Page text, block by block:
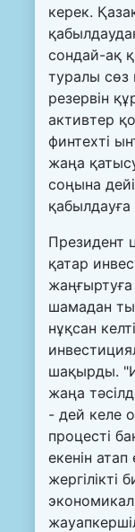
керек.
сондай-ақ
туралы сөз
резервін
активтер
финтехті
жаңа
соңына
Президент
қатар
шамадан
нұқсан
шақырды.
жаңа
- дей келе
процесті
екенін
жергілікті